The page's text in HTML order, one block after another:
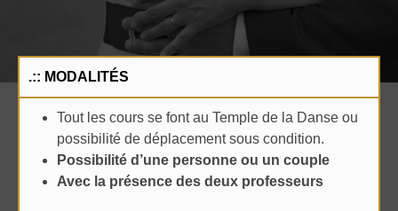
.:: MODALITÉS
Tout les cours se font au Temple de la Danse ou
possibilité de déplacement sous condition.
Possibilité d’une personne ou un couple
Avec la présence des deux professeurs